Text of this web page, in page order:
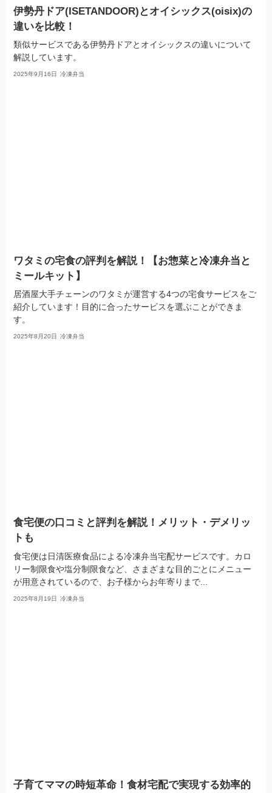
伊勢丹ドア(ISETANDOOR)とオイシックス(oisix)の
違いを比較！
類似サービスである伊勢丹ドアとオイシックスの違いについて
解説しています。
2025年9月16日 冷凍弁当
ワタミの宅食の評判を解説！【お惣菜と冷凍弁当と
ミールキット】
居酒屋大手チェーンのワタミが運営する4つの宅食サービスをご
紹介しています！目的に合ったサービスを選ぶことができま
す。
2025年8月20日 冷凍弁当
食宅便の口コミと評判を解説！メリット・デメリッ
トも
食宅便は日清医療食品による冷凍弁当宅配サービスです。カロ
リー制限食や塩分制限食など、さまざまな目的ごとにメニュー
が用意されているので、お子様からお年寄りまで...
2025年8月19日 冷凍弁当
子育てママの時短革命！食材宅配で実現する効率的